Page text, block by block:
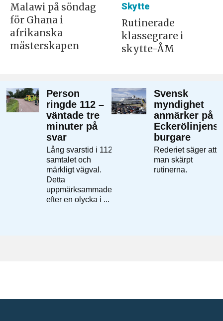
Malawi på söndag
för Ghana i
afrikanska
mästerskapen
Skytte
Rutinerade
klassegrare i
skytte-ÅM